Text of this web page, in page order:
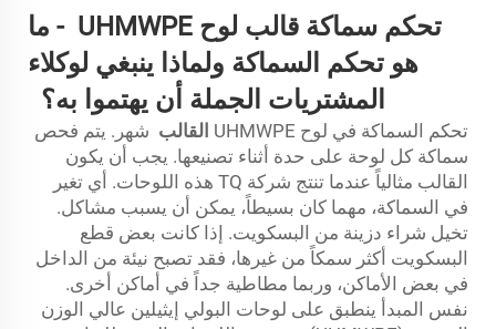
تحكم سماكة قالب لوح UHMWPE - ما
هو تحكم السماكة ولماذا ينبغي لوكلاء
المشتريات الجملة أن يهتموا به؟
تحكم السماكة في لوح UHMWPE القالب شهر. يتم فحص
سماكة كل لوحة على حدة أثناء تصنيعها. يجب أن يكون
القالب مثالياً عندما تنتج شركة TQ هذه اللوحات. أي تغير
في السماكة، مهما كان بسيطاً، يمكن أن يسبب مشاكل.
تخيل شراء دزينة من البسكويت. إذا كانت بعض قطع
البسكويت أكثر سمكاً من غيرها، فقد تصبح نيئة من الداخل
في بعض الأماكن، وربما مطاطية جداً في أماكن أخرى.
نفس المبدأ ينطبق على لوحات البولي إيثيلين عالي الوزن